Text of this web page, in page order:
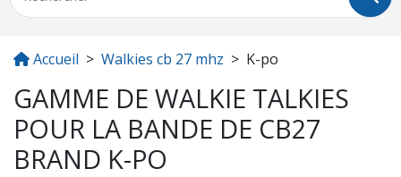
Accueil Walkies cb 27 mhz K-po
GAMME DE WALKIE TALKIES
POUR LA BANDE DE CB27
BRAND K-PO